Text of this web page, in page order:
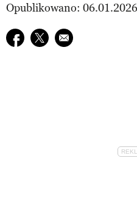
Opublikowano:
Udostępnij na facebook
Udostępnij na twitter
E-mail do